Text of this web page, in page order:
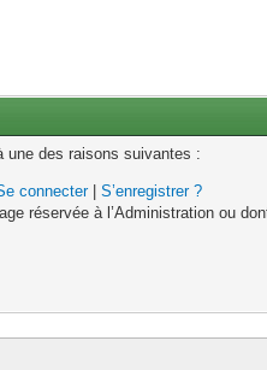
une des raisons suivantes :
connecter|S’enregistrer ?
réservée à l’Administration ou